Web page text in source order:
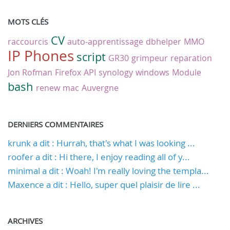
MOTS CLÉS
raccourcis CV auto-apprentissage dbhelper MMO
IP Phones script GR30 grimpeur reparation
Jon Rofman Firefox API synology windows Module
bash renew mac Auvergne
DERNIERS COMMENTAIRES
krunk a dit : Hurrah, that's what I was looking ...
roofer a dit : Hi there, I enjoy reading all of y...
minimal a dit : Woah! I'm really loving the templa...
Maxence a dit : Hello, super quel plaisir de lire ...
ARCHIVES